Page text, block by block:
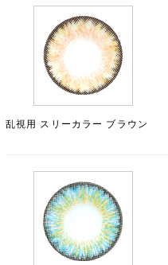
乱視用 スリーカラー ブラウン